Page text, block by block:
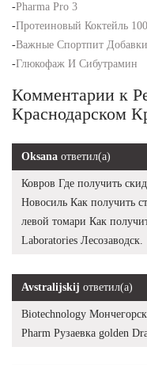
-Pharma Pro 3
-Протеиновый Коктейль
-Важные Спортпит Добавки
-Глюкофаж И Сибутрамин
Комментарии к
Краснодарском
Oksana ответил(а)
Ковров Где получить
Новосиль Как получить
левой томари Как
Laboratories Лесозаводск.
Avstralijskij ответил(а)
Biotechnology
Pharm Рузаевка golden